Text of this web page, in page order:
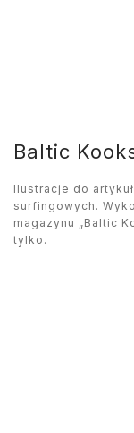
Baltic
Ilustracje do
surfingowych.
magazynu „Baltic
tylko.